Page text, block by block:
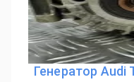
Генератор Audi